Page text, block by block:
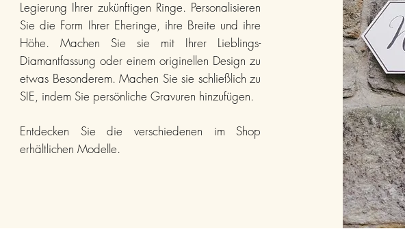
Legierung Ihrer zukünftigen Ringe. Personalisieren
Sie die Form Ihrer Eheringe, ihre Breite und ihre
Höhe. Machen Sie sie mit Ihrer Lieblings-
Diamantfassung oder einem originellen Design zu
etwas Besonderem. Machen Sie sie schließlich zu
SIE, indem Sie persönliche Gravuren hinzufügen.
Entdecken Sie die verschiedenen im Shop
erhältlichen Modelle.